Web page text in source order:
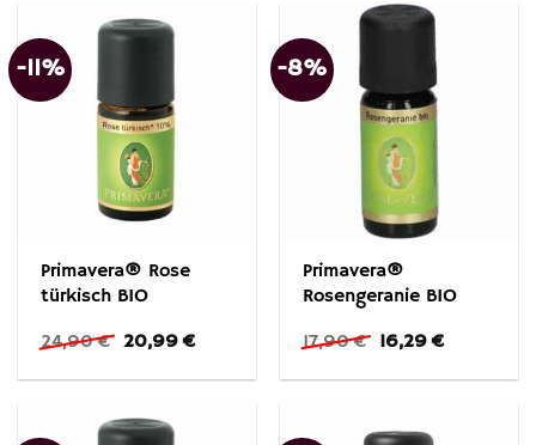
-11%
Primavera® Rose
türkisch BIO
24,90€ Ursprünglicher
war:
20,99€
ist:
-8%
Primavera®
Rosengeranie BIO
17,90€ Ursprünglicher
war:
16,29€
ist: